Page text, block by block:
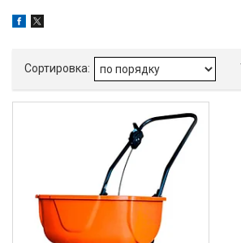
Доставка и оплата
Отзывы